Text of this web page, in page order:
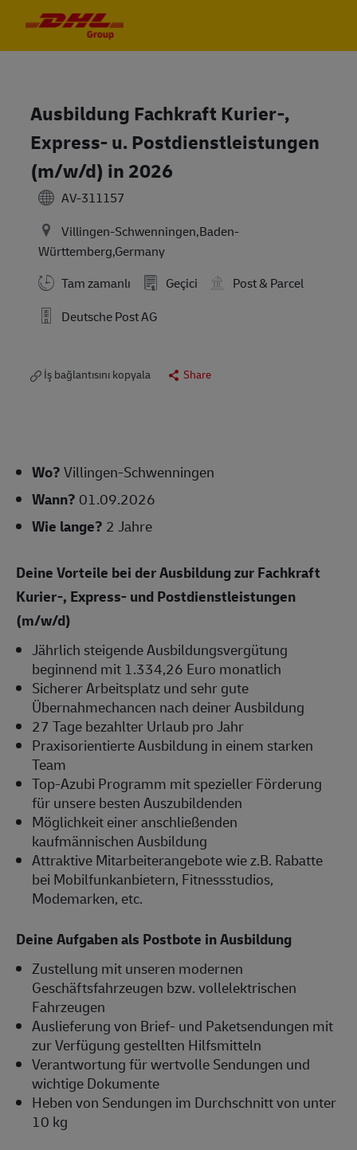
Ausbildung Fachkraft Kurier-,
Express- u. Postdienstleistungen
(m/w/d) in 2026
AV-311157
Villingen-Schwenningen,Baden-
Württemberg,Germany
Tam zamanlı
Geçici
Post & Parcel
Deutsche Post AG
İş bağlantısını kopyala Share
Wo?Villingen-Schwenningen
Wann? 01.09.2026
Wie lange? 2 Jahre
Deine Vorteile bei der Ausbildung zur Fachkraft
Kurier-, Express- und Postdienstleistungen
(m/w/d)
Jährlich steigende Ausbildungsvergütung
beginnend mit 1.334,26 Euro monatlich
Sicherer Arbeitsplatz und sehr gute
Übernahmechancen nach deiner Ausbildung
27 Tage bezahlter Urlaub pro Jahr
Praxisorientierte Ausbildung in einem starken
Team
Top-Azubi Programm mit spezieller Förderung
für unsere besten Auszubildenden
Möglichkeit einer anschließenden
kaufmännischen Ausbildung
Attraktive Mitarbeiterangebote wie z.B. Rabatte
bei Mobilfunkanbietern, Fitnessstudios,
Modemarken, etc.
Deine Aufgaben als Postbote in Ausbildung
Zustellung mit unseren modernen
Geschäftsfahrzeugen bzw. vollelektrischen
Fahrzeugen
Auslieferung von Brief- und Paketsendungen mit
zur Verfügung gestellten Hilfsmitteln
Verantwortung für wertvolle Sendungen und
wichtige Dokumente
Heben von Sendungen im Durchschnitt von unter
10 kg